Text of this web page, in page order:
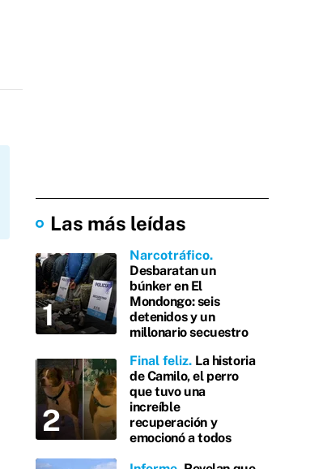
Las más leídas
Narcotráfico
Desbaratan un
búnker en El
Mondongo: seis
detenidos y un
millonario secuestro
Final feliz La historia
de Camilo, el perro
que tuvo una
increíble
recuperación y
emocionó a todos